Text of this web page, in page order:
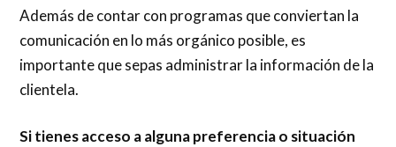
Además de contar con programas que conviertan la
comunicación en lo más orgánico posible, es
importante que sepas administrar la información de la
clientela.
Si tienes acceso a alguna preferencia o situación